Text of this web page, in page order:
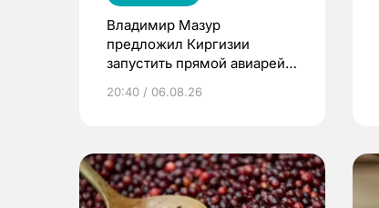
Владимир Мазур
предложил Киргизии
запустить прямой авиарейс
20:40 / 06.08.26